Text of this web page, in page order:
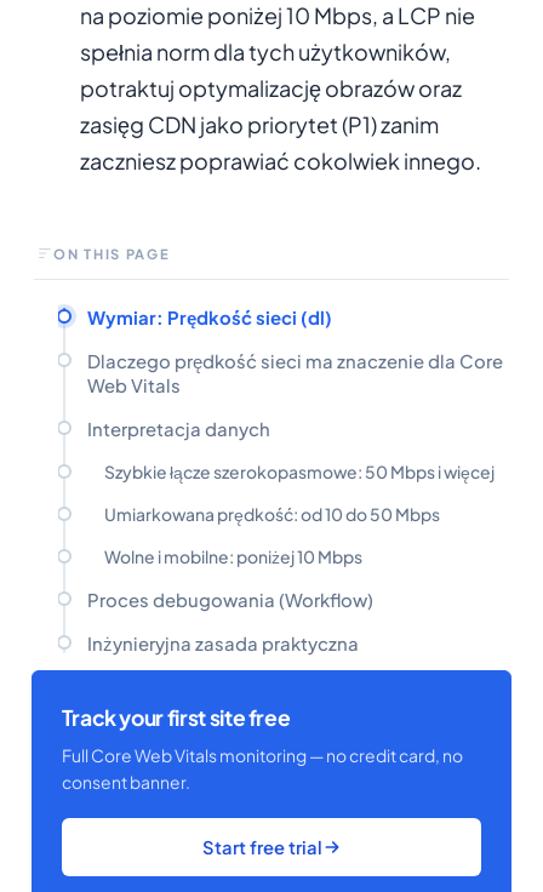
na poziomie poniżej 10 Mbps, a LCP nie
spełnia norm dla tych użytkowników,
potraktuj optymalizację obrazów oraz
zasięg CDN jako priorytet (P1) zanim
zaczniesz poprawiać cokolwiek innego.
ON THIS PAGE
Wymiar: Prędkość sieci (dl)
Dlaczego prędkość sieci ma znaczenie dla Core
Web Vitals
Interpretacja danych
Szybkie łącze szerokopasmowe: 50 Mbps i więcej
Umiarkowana prędkość: od 10 do 50 Mbps
Wolne i mobilne: poniżej 10 Mbps
Proces debugowania (Workflow)
Inżynieryjna zasada praktyczna
Track your first site free
Full Core Web Vitals monitoring — no credit card, no
consent banner.
Start free trial